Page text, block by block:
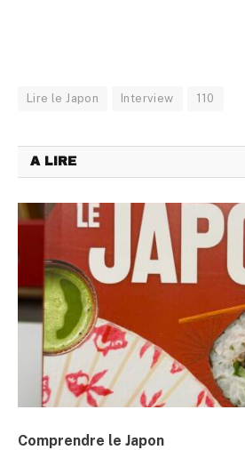
Lire le Japon Interview 110
A LIRE
Comprendre le Japon